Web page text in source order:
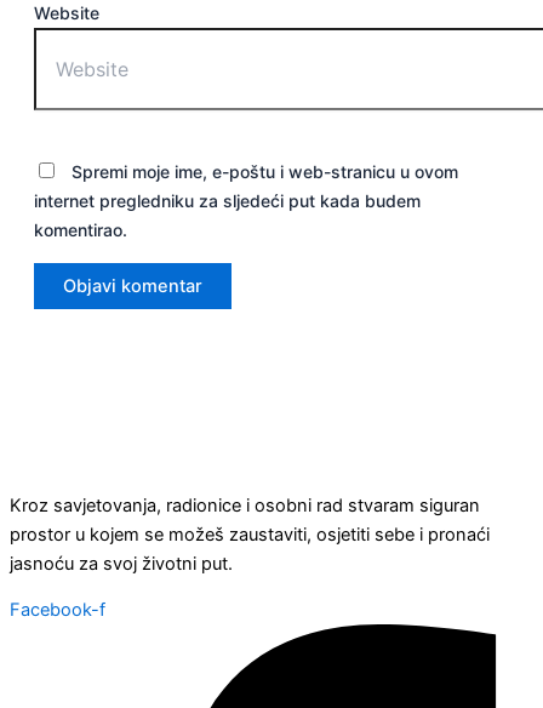
Website
Spremi moje ime, e-poštu i web-stranicu u ovom
internet pregledniku za sljedeći put kada budem
komentirao.
Kroz savjetovanja, radionice i osobni rad stvaram siguran
prostor u kojem se možeš zaustaviti, osjetiti sebe i pronaći
jasnoću za svoj životni put.
Facebook-f